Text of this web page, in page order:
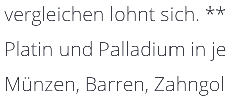
vergleichen lohnt sich.
Platin und Palladium in
Münzen, Barren,